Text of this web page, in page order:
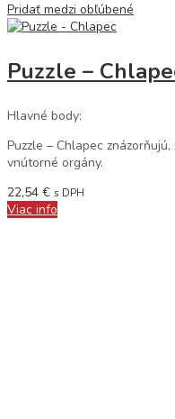
Pridať medzi obľúbené
Puzzle –
Hlavné body:
Puzzle – Chlapec
vnútorné orgány.
22,54 € s DPH
Viac info